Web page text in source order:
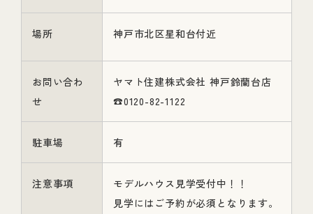
場所 神戸市北区星和台付近
お問い合わ
せ
ヤマト住建株式会社 神戸鈴蘭台店
☎0120-82-1122
駐車場 有
注意事項
モデルハウス見学受付中！！
見学にはご予約が必須となります。